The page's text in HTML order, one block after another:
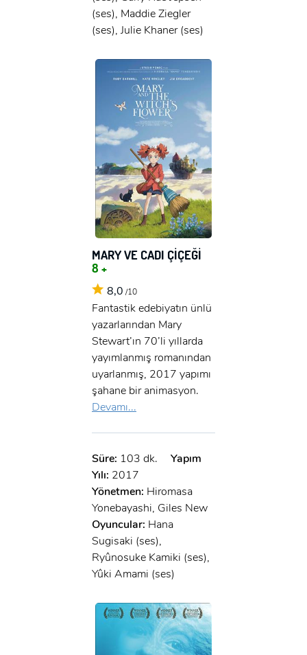
(ses), Maddie Ziegler
(ses), Julie Khaner (ses)
MARY VE CADI ÇİÇEĞİ
8 +
8,0 /10
Fantastik edebiyatın ünlü
yazarlarından Mary
Stewart’ın 70’li yıllarda
yayımlanmış romanından
uyarlanmış, 2017 yapımı
şahane bir animasyon.
Devamı...
Süre: 103 dk.
Yapım
Yılı: 2017
Yönetmen: Hiromasa
Yonebayashi, Giles New
Oyuncular: Hana
Sugisaki (ses),
Ryûnosuke Kamiki (ses),
Yûki Amami (ses)